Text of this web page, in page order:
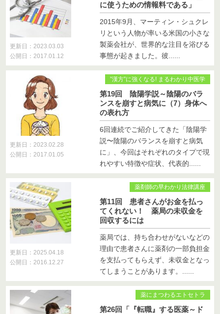
更新日：2023.03.03
公開日：2017.01.12
に使うための情報料である」
2015年9月、マーティン・シュクレ
リという人物が率いる米国の小さな
製薬会社が、世界的な注目を浴びる
事態が起きました。彼......
更新日：2023.02.28
公開日：2017.01.05
”漢方”に強くなる! まるわかり中医学
第19回 陰陽学説～陰陽のバラ
ンスを崩すと病気に（7）身体へ
の表れ方
6回連続でご紹介してきた「陰陽学
説〜陰陽のバランスを崩すと病気
に」、今回はそれぞれのタイプで現
れやすい特徴や症状、代表的......
更新日：2025.04.18
公開日：2016.12.27
薬剤師の早わかり法律講座
第11回 患者さんがお金を払っ
てくれない！ 薬局の未収金を
回収するには
薬局では、持ち合わせがないなどの
理由で患者さんに薬剤の一部負担金
を支払ってもらえず、未収金となっ
てしまうことがあります。......
薬にまつわるエトセトラ
第26回「『転職』する医薬～ド